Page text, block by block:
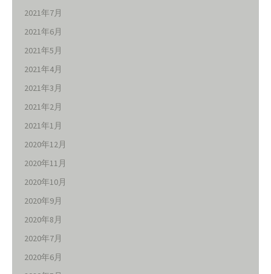
2021年7月
2021年6月
2021年5月
2021年4月
2021年3月
2021年2月
2021年1月
2020年12月
2020年11月
2020年10月
2020年9月
2020年8月
2020年7月
2020年6月